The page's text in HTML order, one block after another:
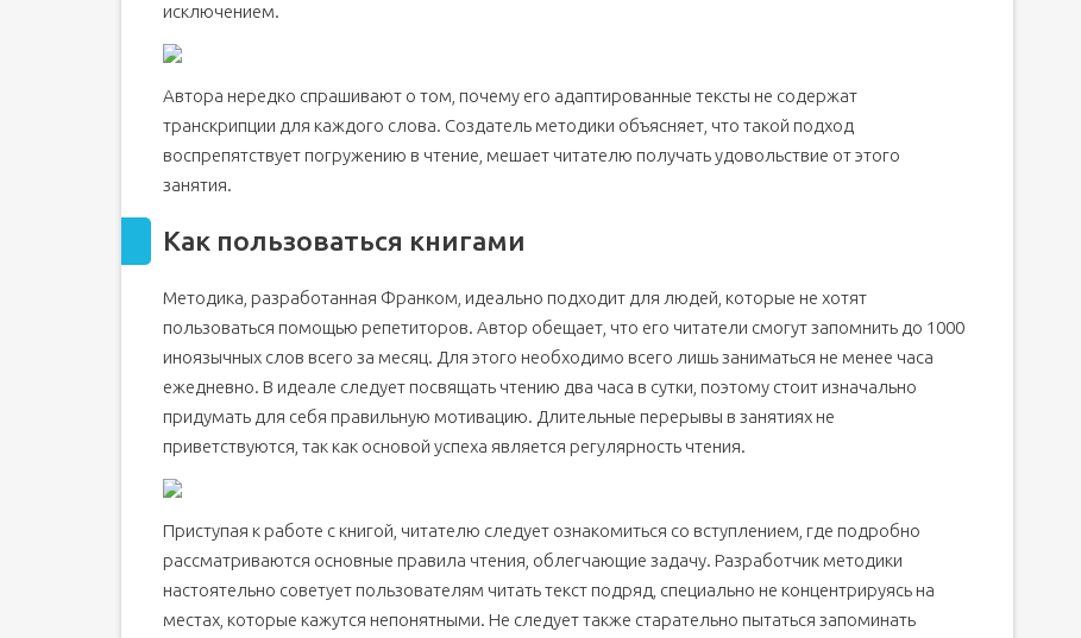
исключением.
Автора нередко спрашивают о том, почему его адаптированные тексты не содержат
транскрипции для каждого слова. Создатель методики объясняет, что такой подход
воспрепятствует погружению в чтение, мешает читателю получать удовольствие от этого
занятия.
Как пользоваться книгами
Методика, разработанная Франком, идеально подходит для людей, которые не хотят
пользоваться помощью репетиторов. Автор обещает, что его читатели смогут запомнить до 1000
иноязычных слов всего за месяц. Для этого необходимо всего лишь заниматься не менее часа
ежедневно. В идеале следует посвящать чтению два часа в сутки, поэтому стоит изначально
придумать для себя правильную мотивацию. Длительные перерывы в занятиях не
приветствуются, так как основой успеха является регулярность чтения.
Приступая к работе с книгой, читателю следует ознакомиться со вступлением, где подробно
рассматриваются основные правила чтения, облегчающие задачу. Разработчик методики
настоятельно советует пользователям читать текст подряд, специально не концентрируясь на
местах, которые кажутся непонятными. Не следует также старательно пытаться запоминать